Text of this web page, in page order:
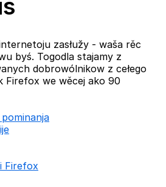
zasłužy - waša rěc
byś. Togodla stajamy z
dobrowólnikow z cełego
Firefox we wěcej ako 90
Firefox